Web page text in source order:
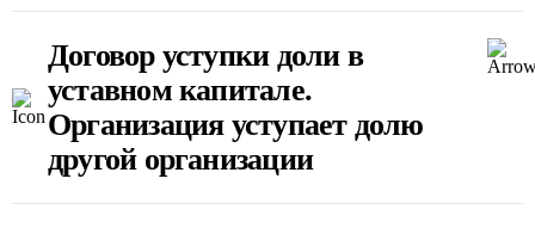
Договор уступки доли в
уставном капитале.
Организация уступает долю
другой организации